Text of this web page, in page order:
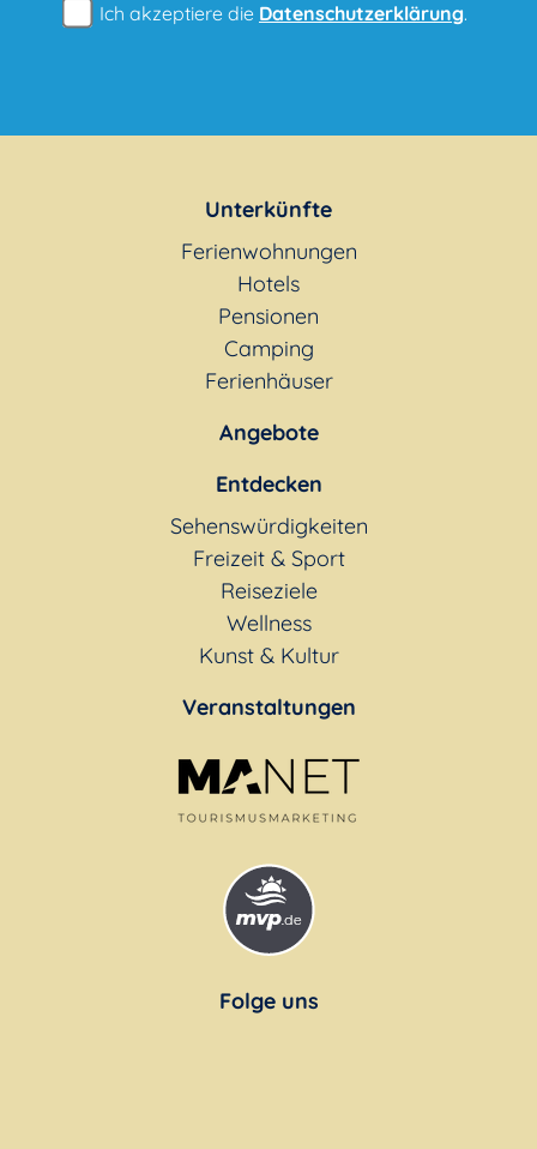
Ich akzeptiere die Datenschutzerklärung.
Unterkünfte
Ferienwohnungen
Hotels
Pensionen
Camping
Ferienhäuser
Angebote
Entdecken
Sehenswürdigkeiten
Freizeit & Sport
Reiseziele
Wellness
Kunst & Kultur
Veranstaltungen
Folge uns